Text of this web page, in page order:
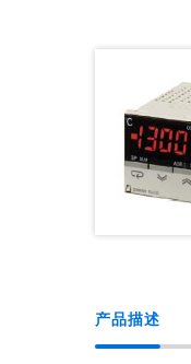
产品描述